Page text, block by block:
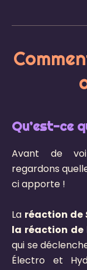
Qu’est-ce
Avant de
regardons
ci apporte !
La réaction de
la réaction de
qui se
Électro et